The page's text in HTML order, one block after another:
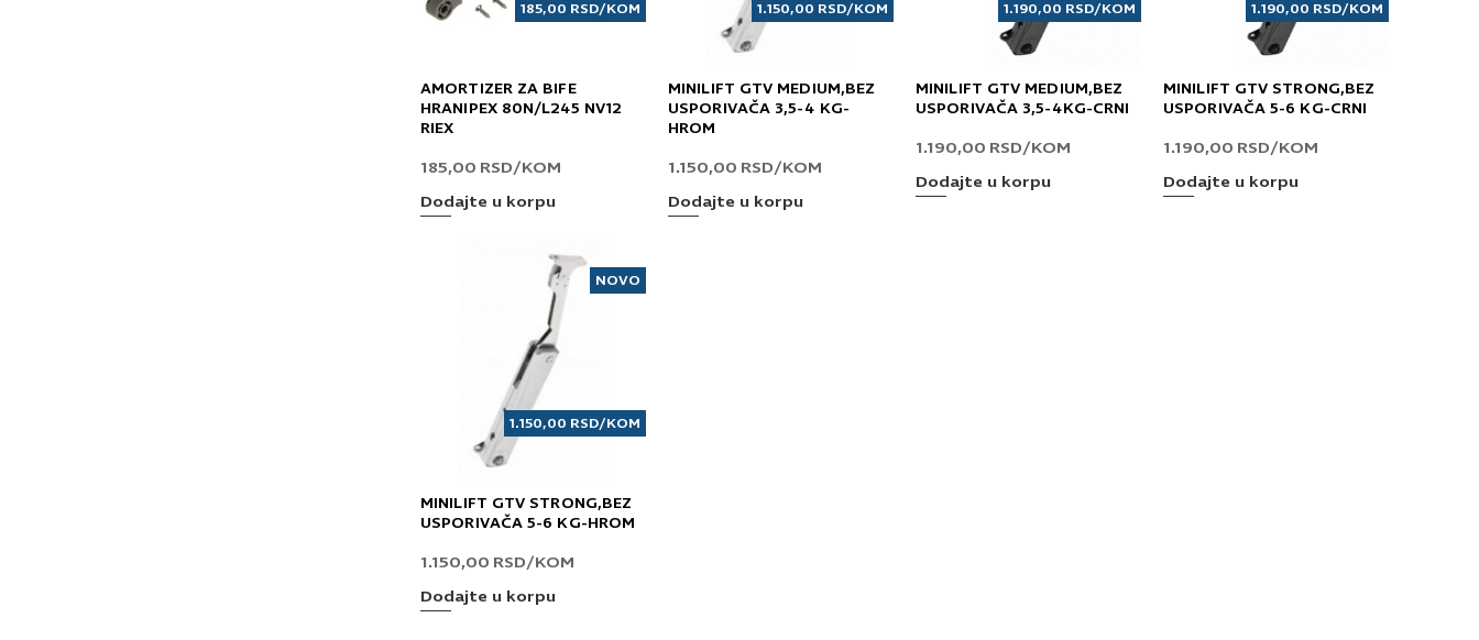
185,00 RSD/KOM
AMORTIZER ZA BIFE
HRANIPEX 80N/L245 NV12
RIEX
185,00 RSD/KOM
Dodajte u korpu
1.150,00 RSD/KOM
MINILIFT GTV MEDIUM,BEZ
USPORIVAČA 3,5-4 KG-
HROM
1.150,00 RSD/KOM
Dodajte u korpu
1.190,00 RSD/KOM
MINILIFT GTV MEDIUM,BEZ
USPORIVAČA 3,5-4KG-CRNI
1.190,00 RSD/KOM
Dodajte u korpu
1.190,00 RSD/KOM
MINILIFT GTV STRONG,BEZ
USPORIVAČA 5-6 KG-CRNI
1.190,00 RSD/KOM
Dodajte u korpu
NOVO
1.150,00 RSD/KOM
MINILIFT GTV STRONG,BEZ
USPORIVAČA 5-6 KG-HROM
1.150,00 RSD/KOM
Dodajte u korpu